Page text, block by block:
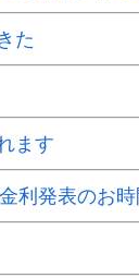
た
ます
利発表のお時